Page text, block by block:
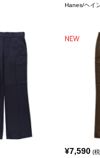
Hanes/ヘイ
¥7,590 (